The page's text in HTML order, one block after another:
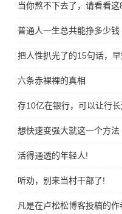
当你熬不下去了，请看看这
普通人一生总共能挣多少钱
把人性扒光了的15句话，
六条赤裸裸的真相
存10亿在银行，可以让行
想快速变强大就这一个方法
活得通透的年轻人!
听劝，别来当村干部了!
凡是在卢松松博客投稿的作